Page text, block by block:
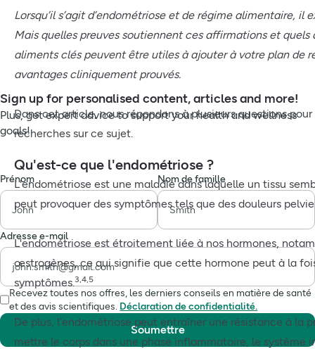
Lorsqu’il s’agit d’endométriose et de régime alimentaire,
Mais quelles preuves soutiennent ces affirmations et
aliments clés peuvent être utiles à ajouter à votre plan de
avantages cliniquement prouvés.
Dans cet article, nous répondons à plusieurs questions
recherches sur ce sujet.
Qu'est-ce que l'endométriose ?
L'endométriose est une maladie dans laquelle un tissu
peut provoquer des symptômes tels que des douleurs
L'endométriose est étroitement liée à nos hormones,
œstrogènes, ce qui signifie que cette hormone peut à la
symptômes.3,4,5
De plus, l’endométriose peut entraîner une résistance à la
mettre le corps dans une phase inflammatoire, le système
Sign up for personalised content, articles and more!
Plus, get expert advice to support your health and wellness
goals!
Prénom Nom de famille
Adresse e-mail
Recevez toutes nos offres, les derniers conseils en matière de santé
et des avis scientifiques. Déclaration de confidentialité.
Soumettre